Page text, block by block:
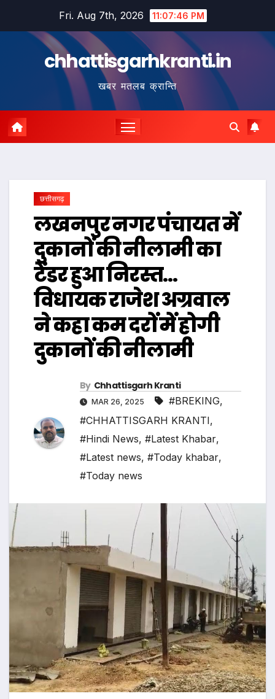
Fri. Aug 7th, 2026 11:07:47 PM
chhattisgarhkranti.in
खबर मतलब क्रान्ति
छत्तीसगढ़
लखनपुर नगर पंचायत में
दुकानों की नीलामी का
टेंडर हुआ निरस्त…
विधायक राजेश अग्रवाल
ने कहा कम दरों में होगी
दुकानों की नीलामी
By Chhattisgarh Kranti
MAR 26, 2025 #BREKING,
#CHHATTISGARH KRANTI,
#Hindi News, #Latest Khabar,
#Latest news, #Today khabar,
#Today news